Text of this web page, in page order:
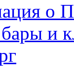
о
и